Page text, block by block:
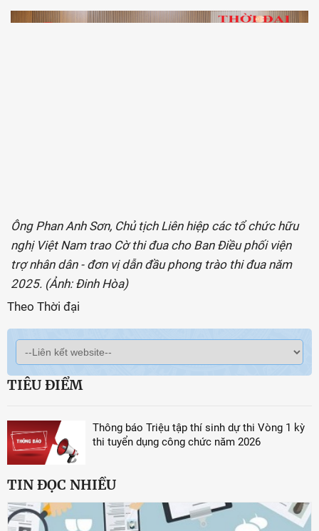
Ông Phan Anh Sơn, Chủ tịch Liên hiệp các tổ chức hữu
nghị Việt Nam trao Cờ thi đua cho Ban Điều phối viện
trợ nhân dân - đơn vị dẫn đầu phong trào thi đua năm
2025. (Ảnh: Đinh Hòa)
Theo Thời đại
TIÊU ĐIỂM
Thông báo Triệu tập thí sinh dự thi Vòng 1 kỳ
thi tuyển dụng công chức năm 2026
TIN ĐỌC NHIỀU